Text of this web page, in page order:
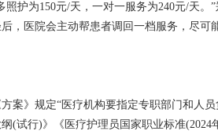
为150元/天，一对一服务为240元/天。”
，医院会主动帮患者调回一档服务，尽可
》规定“医疗机构要指定专职部门和人员
(试行)》《医疗护理员国家职业标准